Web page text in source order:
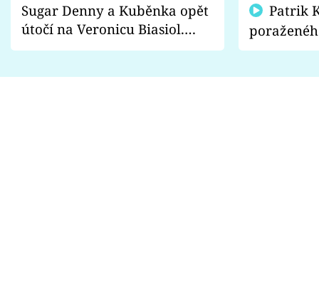
Sugar Denny a Kuběnka opět
útočí na Veronicu Biasiol.
Proč je podle nich falešná a
fanoušci